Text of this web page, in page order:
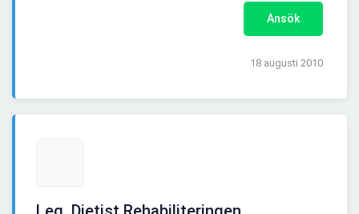
Ansök
18 augusti 2010